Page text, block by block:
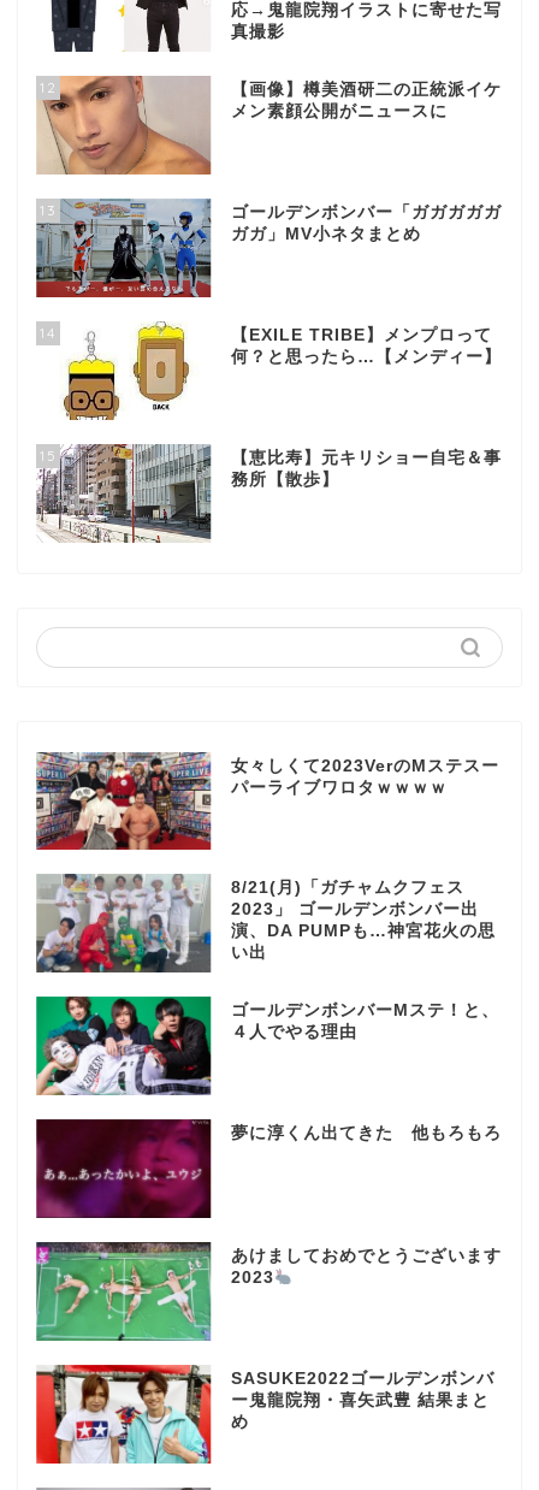
応→鬼龍院翔イラストに寄せた写
真撮影
12
【画像】樽美酒研二の正統派イケ
メン素顔公開がニュースに
13
ゴールデンボンバー「ガガガガガ
ガガ」MV小ネタまとめ
14
【EXILE TRIBE】メンプロって
何？と思ったら…【メンディー】
15
【恵比寿】元キリショー自宅＆事
務所【散歩】
女々しくて2023VerのMステスー
パーライブワロタｗｗｗｗ
8/21(月)「ガチャムクフェス
2023」 ゴールデンボンバー出
演、DA PUMPも…神宮花火の思
い出
ゴールデンボンバーMステ！と、
４人でやる理由
夢に淳くん出てきた 他もろもろ
あけましておめでとうございます
2023
SASUKE2022ゴールデンボンバ
ー鬼龍院翔・喜矢武豊 結果まと
め